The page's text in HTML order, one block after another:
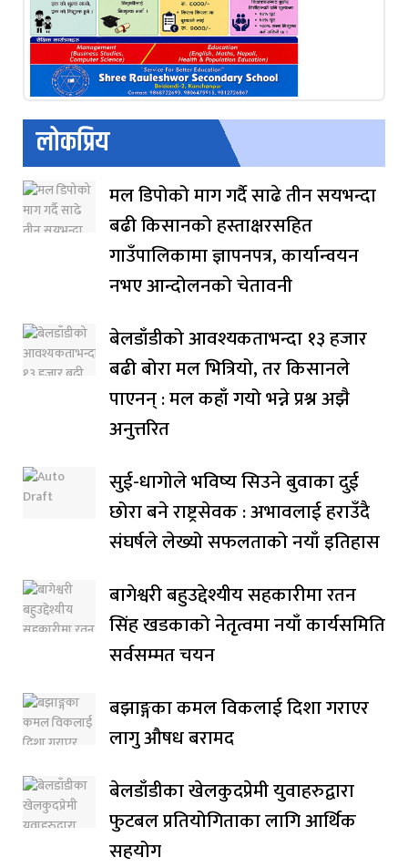
लोकप्रिय
मल डिपोको माग गर्दै साढे तीन सयभन्दा
बढी किसानको हस्ताक्षरसहित
गाउँपालिकामा ज्ञापनपत्र, कार्यान्वयन
नभए आन्दोलनको चेतावनी
बेलडाँडीको आवश्यकताभन्दा १३ हजार
बढी बोरा मल भित्रियो, तर किसानले
पाएनन् : मल कहाँ गयो भन्ने प्रश्न अझै
अनुत्तरित
सुई-धागोले भविष्य सिउने बुवाका दुई
छोरा बने राष्ट्रसेवक : अभावलाई हराउँदै
संघर्षले लेख्यो सफलताको नयाँ इतिहास
बागेश्वरी बहुउद्देश्यीय सहकारीमा रतन
सिंह खडकाको नेतृत्वमा नयाँ कार्यसमिति
सर्वसम्मत चयन
बझाङ्गका कमल विकलाई दिशा गराएर
लागु औषध बरामद
बेलडाँडीका खेलकुदप्रेमी युवाहरुद्वारा
फुटबल प्रतियोगिताका लागि आर्थिक
सहयोग